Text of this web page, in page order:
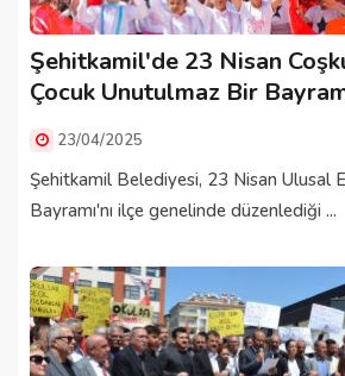
Şehitkamil'de 23 Nisan
Çocuk Unutulmaz Bir
23/04/2025
Şehitkamil Belediyesi, 23 Nisan Ulusal
Bayramı'nı ilçe genelinde düzenlediği ...